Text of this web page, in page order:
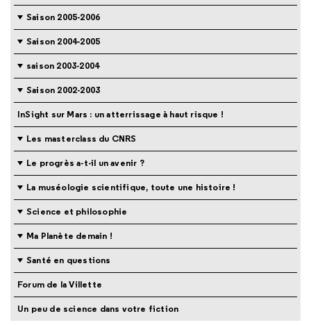
Saison 2005-2006
Saison 2004-2005
saison 2003-2004
Saison 2002-2003
InSight sur Mars : un atterrissage à haut risque !
Les masterclass du CNRS
Le progrès a-t-il un avenir ?
La muséologie scientifique, toute une histoire !
Science et philosophie
Ma Planète demain !
Santé en questions
Forum de la Villette
Un peu de science dans votre fiction